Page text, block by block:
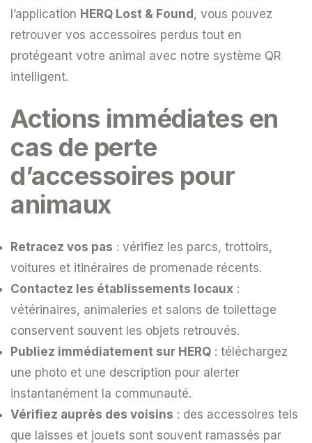
l’application HERQ Lost & Found, vous pouvez
retrouver vos accessoires perdus tout en
protégeant votre animal avec notre système QR
intelligent.
Actions immédiates en
cas de perte
d’accessoires pour
animaux
Retracez vos pas : vérifiez les parcs, trottoirs,
voitures et itinéraires de promenade récents.
Contactez les établissements locaux :
vétérinaires, animaleries et salons de toilettage
conservent souvent les objets retrouvés.
Publiez immédiatement sur HERQ : téléchargez
une photo et une description pour alerter
instantanément la communauté.
Vérifiez auprès des voisins : des accessoires tels
que laisses et jouets sont souvent ramassés par